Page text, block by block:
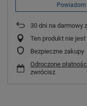
30 dni na darmowy
Ten produkt nie
Bezpieczne zakupy
Odroczone
zwrócisz